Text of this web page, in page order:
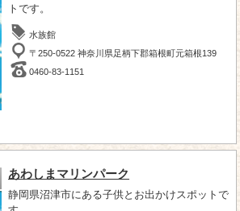
トです。
水族館
〒250-0522 神奈川県足柄下郡箱根町元箱根139
0460-83-1151
あわしまマリンパーク
静岡県沼津市にある子供とお出かけスポットで